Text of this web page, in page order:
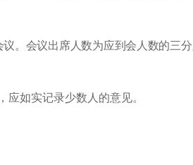
。会议出席人数为应到会人数的三分
如实记录少数人的意见。